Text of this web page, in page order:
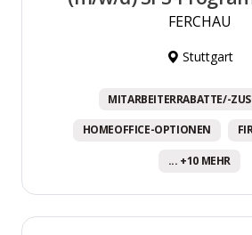
FERCHAU
Stuttgart
MITARBEITERRABATTE/-
HOMEOFFICE-OPTIONEN
... +10 MEHR